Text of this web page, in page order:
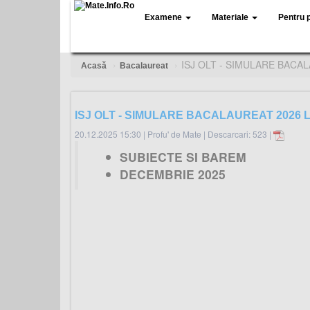
Examene Materiale Pentru
Acasă Bacalaureat ISJ OLT - SIMULARE
ISJ OLT - SIMULARE BACALAUREAT 2026
20.12.2025 15:30 | Profu' de Mate | Descarcari: 523 |
SUBIECTE SI BAREM
DECEMBRIE 2025